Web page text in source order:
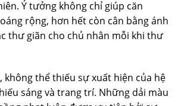
Ý tưởng không chỉ giúp căn
rộng, hơn hết còn cân bằng ánh
thư giãn cho chủ nhân mỗi khi thư
không thể thiếu sự xuất hiện của hệ
sáng và trang trí. Những dải màu